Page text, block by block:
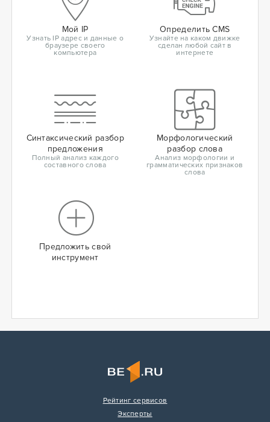
Мой IP
Узнать IP адрес и данные о
браузере своего
компьютера
Определить CMS
Узнайте на каком движке
сделан любой сайт в
интернете
Синтаксический разбор
предложения
Полный анализ каждого
составного слова
Морфологический
разбор слова
Анализ морфологии и
грамматических признаков
слова
Предложить свой
инструмент
Рейтинг сервисов
Эксперты